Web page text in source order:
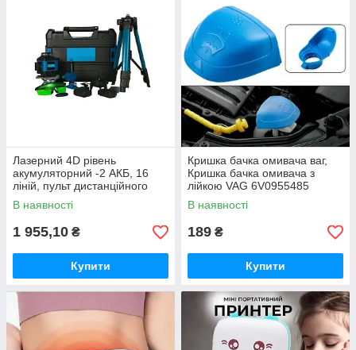
Лазерний 4D рівень
акумуляторний -2 АКБ, 16
ліній, пульт дистанційного
керування, цифровий
дисплей, штатив, повний
набір для
В наявності
1 955,10 ₴
Купити
Кришка бачка омивача ваг,
Кришка бачка омивача з
лійкою VAG 6V0955485
В наявності
189 ₴
Купити